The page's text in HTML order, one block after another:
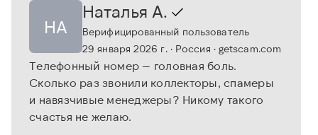
НА
Наталья А.
Верифицированный пользователь
29 января 2026 г.· Россия · getscam.com
Телефонный номер — головная боль.
Сколько раз звонили коллекторы, спамеры
и навязчивые менеджеры? Никому такого
счастья не желаю.